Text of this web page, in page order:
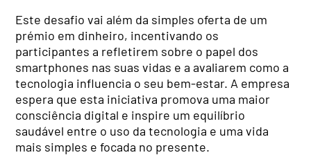
Este desafio vai além da simples oferta de um
prémio em dinheiro, incentivando os
participantes a refletirem sobre o papel dos
smartphones nas suas vidas e a avaliarem como a
tecnologia influencia o seu bem-estar. A empresa
espera que esta iniciativa promova uma maior
consciência digital e inspire um equilíbrio
saudável entre o uso da tecnologia e uma vida
mais simples e focada no presente.